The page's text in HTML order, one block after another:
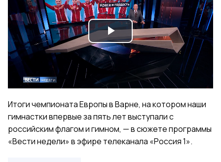
Play
Video
Итоги чемпионата Европы в Варне, на котором наши
гимнастки впервые за пять лет выступали с
российским флагом и гимном, — в сюжете программы
«Вести недели» в эфире телеканала «Россия 1».